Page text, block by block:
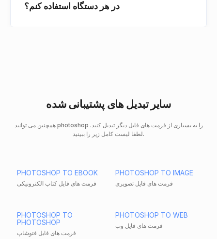
در هر دستگاه استفاده کنم؟
سایر تبدیل های پشتیبانی شده
همچنین می توانید photoshop را به بسیاری از فرمت های فایل دیگر تبدیل کنید.
لطفا لیست کامل زیر را ببینید.
PHOTOSHOP TO EBOOK
فرمت های فایل کتاب الکترونیکی
PHOTOSHOP TO IMAGE
فرمت های فایل تصویری
PHOTOSHOP TO
PHOTOSHOP
فرمت های فایل فتوشاپ
PHOTOSHOP TO WEB
فرمت های فایل وب